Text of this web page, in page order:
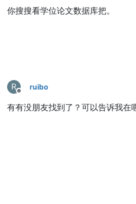
你搜搜看学位论文数据库把。
R
Offline
ruibo
有有没朋友找到了？可以告诉我在